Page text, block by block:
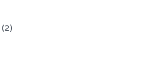
(2)